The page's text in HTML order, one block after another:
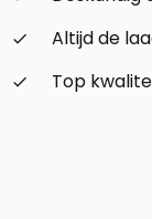
check_small
Altijd de
check_small
Top